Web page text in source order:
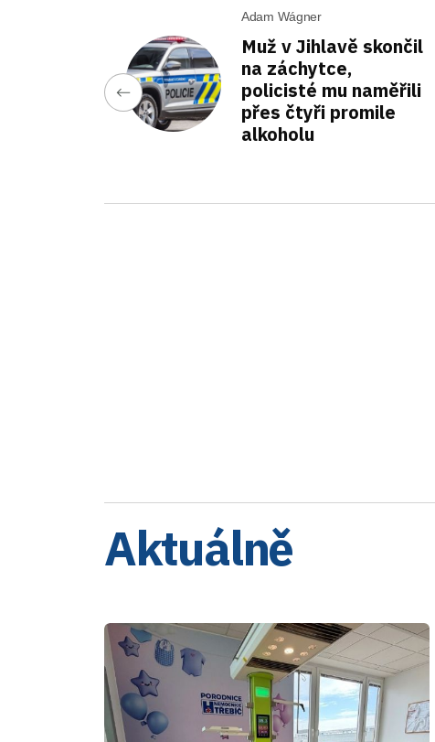
Adam Wágner
Muž v Jihlavě skončil
na záchytce,
policisté mu naměřili
přes čtyři promile
alkoholu
Aktuálně